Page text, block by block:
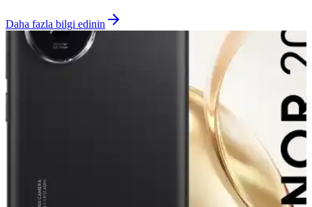
Daha fazla bilgi edinin